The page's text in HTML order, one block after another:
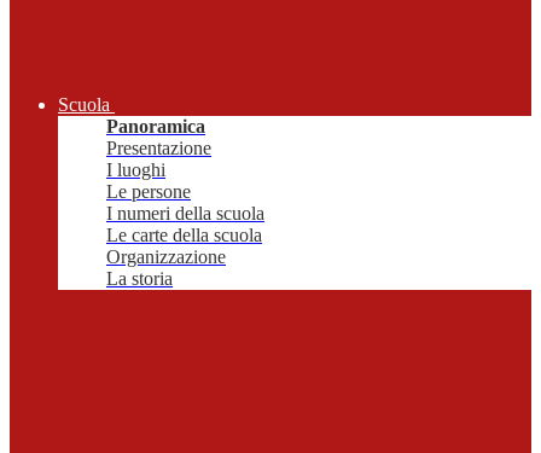
Scuola
Panoramica
Presentazione
I luoghi
Le persone
I numeri della scuola
Le carte della scuola
Organizzazione
La storia